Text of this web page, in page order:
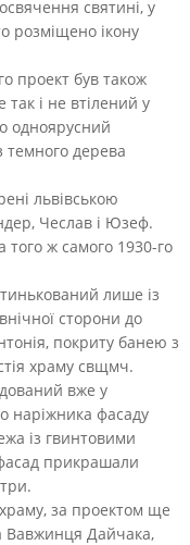
святині, у
розміщено ікону
проект був також
і не втілений у
одноярусний
темного дерева
львівською
Чеслав і Юзеф.
того ж самого 1930-го
лише із
сторони до
покриту банею з
храму свщмч.
вже у
наріжника фасаду
із гвинтовими
прикрашали
за проектом ще
Вавжинця Дайчака,